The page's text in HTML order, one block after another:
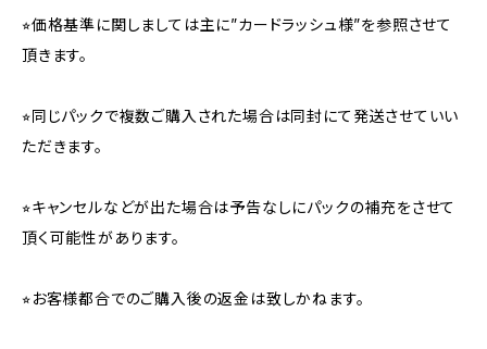
⭐︎価格基準に関しましては主に”カードラッシュ様”を参照させて
頂きます。
⭐︎同じパックで複数ご購入された場合は同封にて発送させていい
ただきます。
⭐︎キャンセルなどが出た場合は予告なしにパックの補充をさせて
頂く可能性があります。
⭐︎お客様都合でのご購入後の返金は致しかねます。